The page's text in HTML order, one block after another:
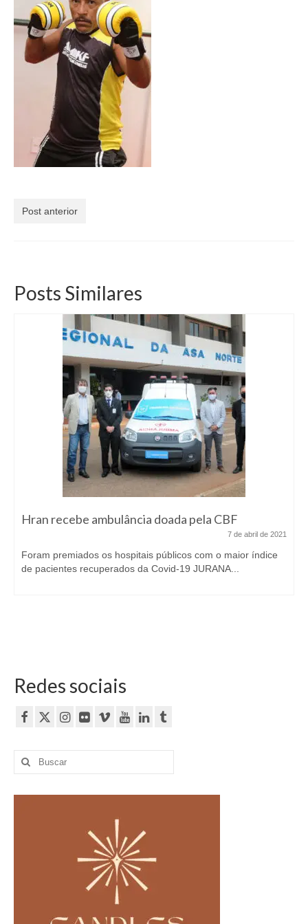
Currículo
Post anterior
Posts Similares
Hran recebe ambulância doada pela CBF
7 de abril de 2021
Foram premiados os hospitais públicos com o maior índice
de pacientes recuperados da Covid-19 JURANA...
Redes sociais
Buscar
por: